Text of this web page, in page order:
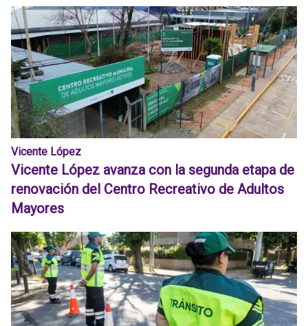
Vicente López
Vicente López avanza con la segunda etapa de
renovación del Centro Recreativo de Adultos
Mayores